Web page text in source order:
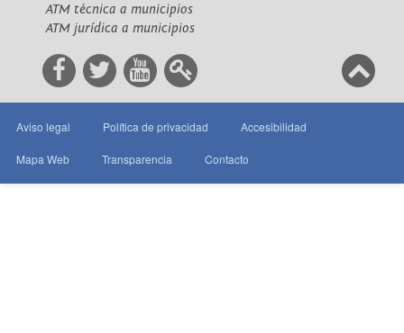
ATM técnica a municipios
ATM jurídica a municipios
Aviso legal Política de privacidad Accesibilidad
Mapa Web Transparencia Contacto